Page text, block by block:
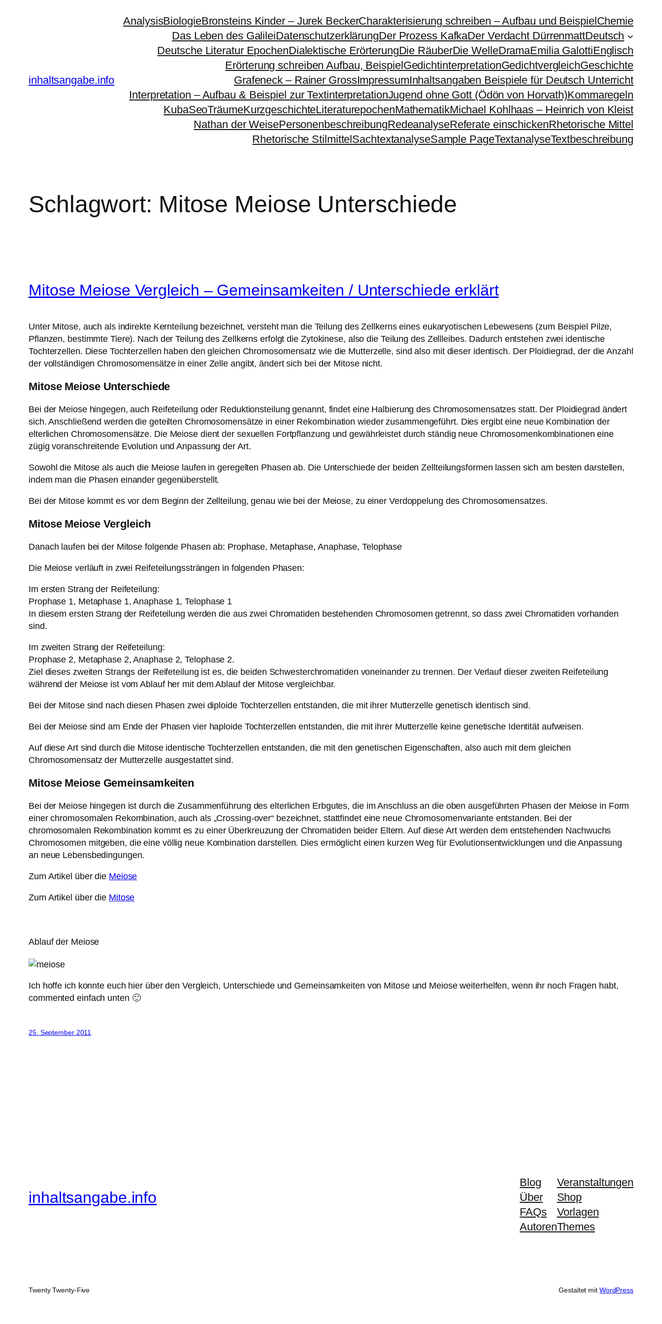
inhaltsangabe.info
AnalysisBiologieBronsteins Kinder – Jurek BeckerCharakterisierung schreiben – Aufbau und BeispielChemie
Das Leben des GalileiDatenschutzerklärungDer Prozess KafkaDer Verdacht DürrenmattDeutsch
Deutsche Literatur EpochenDialektische ErörterungDie RäuberDie WelleDramaEmilia GalottiEnglisch
Erörterung schreiben Aufbau, BeispielGedichtinterpretationGedichtvergleichGeschichte
Grafeneck – Rainer GrossImpressumInhaltsangaben Beispiele für Deutsch Unterricht
Interpretation – Aufbau & Beispiel zur TextinterpretationJugend ohne Gott (Ödön von Horvath)Kommaregeln
KubaSeoTräumeKurzgeschichteLiteraturepochenMathematikMichael Kohlhaas – Heinrich von Kleist
Nathan der WeisePersonenbeschreibungRedeanalyseReferate einschickenRhetorische Mittel
Rhetorische StilmittelSachtextanalyseSample PageTextanalyseTextbeschreibung
Schlagwort: Mitose Meiose Unterschiede
Mitose Meiose Vergleich – Gemeinsamkeiten / Unterschiede erklärt
Unter Mitose, auch als indirekte Kernteilung bezeichnet, versteht man die Teilung des Zellkerns eines eukaryotischen Lebewesens (zum Beispiel Pilze,
Pflanzen, bestimmte Tiere). Nach der Teilung des Zellkerns erfolgt die Zytokinese, also die Teilung des Zellleibes. Dadurch entstehen zwei identische
Tochterzellen. Diese Tochterzellen haben den gleichen Chromosomensatz wie die Mutterzelle, sind also mit dieser identisch. Der Ploidiegrad, der die Anzahl
der vollständigen Chromosomensätze in einer Zelle angibt, ändert sich bei der Mitose nicht.
Mitose Meiose Unterschiede
Bei der Meiose hingegen, auch Reifeteilung oder Reduktionsteilung genannt, findet eine Halbierung des Chromosomensatzes statt. Der Ploidiegrad ändert
sich. Anschließend werden die geteilten Chromosomensätze in einer Rekombination wieder zusammengeführt. Dies ergibt eine neue Kombination der
elterlichen Chromosomensätze. Die Meiose dient der sexuellen Fortpflanzung und gewährleistet durch ständig neue Chromosomenkombinationen eine
zügig voranschreitende Evolution und Anpassung der Art.
Sowohl die Mitose als auch die Meiose laufen in geregelten Phasen ab. Die Unterschiede der beiden Zellteilungsformen lassen sich am besten darstellen,
indem man die Phasen einander gegenüberstellt.
Bei der Mitose kommt es vor dem Beginn der Zellteilung, genau wie bei der Meiose, zu einer Verdoppelung des Chromosomensatzes.
Mitose Meiose Vergleich
Danach laufen bei der Mitose folgende Phasen ab: Prophase, Metaphase, Anaphase, Telophase
Die Meiose verläuft in zwei Reifeteilungssträngen in folgenden Phasen:
Im ersten Strang der Reifeteilung:
Prophase 1, Metaphase 1, Anaphase 1, Telophase 1
In diesem ersten Strang der Reifeteilung werden die aus zwei Chromatiden bestehenden Chromosomen getrennt, so dass zwei Chromatiden vorhanden
sind.
Im zweiten Strang der Reifeteilung:
Prophase 2, Metaphase 2, Anaphase 2, Telophase 2.
Ziel dieses zweiten Strangs der Reifeteilung ist es, die beiden Schwesterchromatiden voneinander zu trennen. Der Verlauf dieser zweiten Reifeteilung
während der Meiose ist vom Ablauf her mit dem Ablauf der Mitose vergleichbar.
Bei der Mitose sind nach diesen Phasen zwei diploide Tochterzellen entstanden, die mit ihrer Mutterzelle genetisch identisch sind.
Bei der Meiose sind am Ende der Phasen vier haploide Tochterzellen entstanden, die mit ihrer Mutterzelle keine genetische Identität aufweisen.
Auf diese Art sind durch die Mitose identische Tochterzellen entstanden, die mit den genetischen Eigenschaften, also auch mit dem gleichen
Chromosomensatz der Mutterzelle ausgestattet sind.
Mitose Meiose Gemeinsamkeiten
Bei der Meiose hingegen ist durch die Zusammenführung des elterlichen Erbgutes, die im Anschluss an die oben ausgeführten Phasen der Meiose in Form
einer chromosomalen Rekombination, auch als „Crossing-over“ bezeichnet, stattfindet eine neue Chromosomenvariante entstanden. Bei der
chromosomalen Rekombination kommt es zu einer Überkreuzung der Chromatiden beider Eltern. Auf diese Art werden dem entstehenden Nachwuchs
Chromosomen mitgeben, die eine völlig neue Kombination darstellen. Dies ermöglicht einen kurzen Weg für Evolutionsentwicklungen und die Anpassung
an neue Lebensbedingungen.
Zum Artikel über die Meiose
Zum Artikel über die Mitose
Ablauf der Meiose
Ich hoffe ich konnte euch hier über den Vergleich, Unterschiede und Gemeinsamkeiten von Mitose und Meiose weiterhelfen, wenn ihr noch Fragen habt,
commented einfach unten 🙂
25. September 2011
inhaltsangabe.info
Blog
Über
FAQs
Autoren
Veranstaltungen
Shop
Vorlagen
Themes
Twenty Twenty-Five Gestaltet mit WordPress